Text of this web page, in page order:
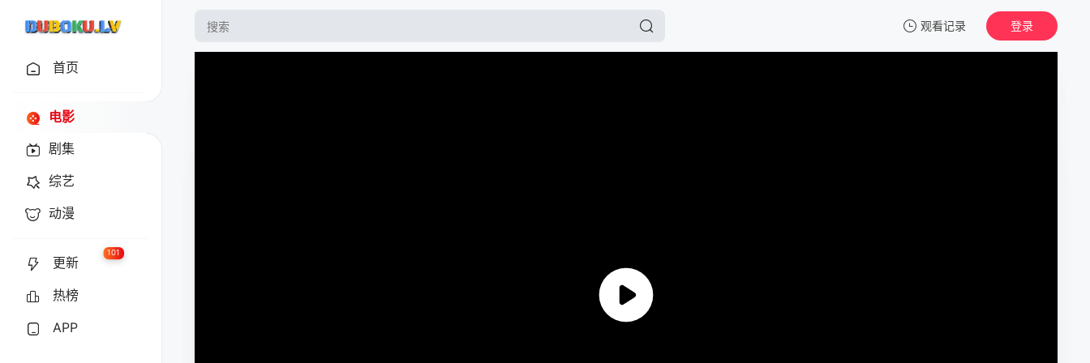
观看记录 登录
首页
电影
剧集
综艺
动漫
更新
101
热榜
APP